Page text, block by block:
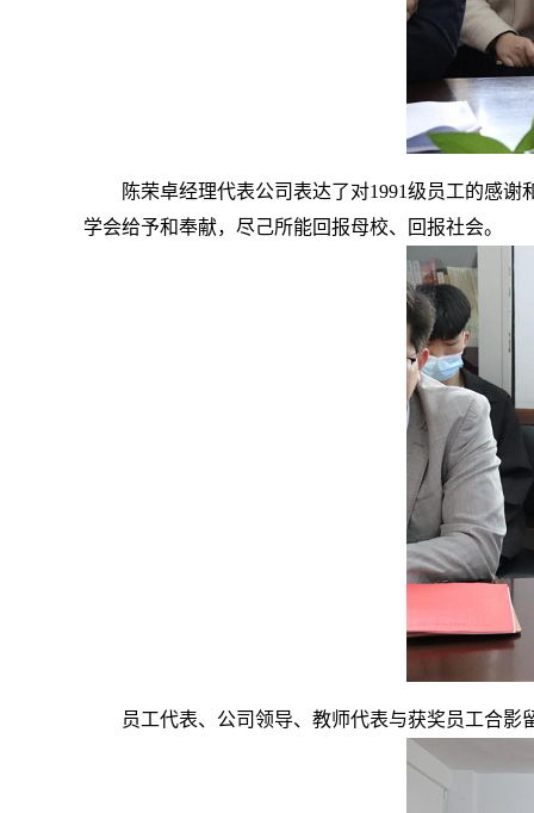
陈荣卓经理代表公司表达了对1991级员工的感
学会给予和奉献，尽己所能回报母校、回报社会。
员工代表、公司领导、教师代表与获奖员工合影